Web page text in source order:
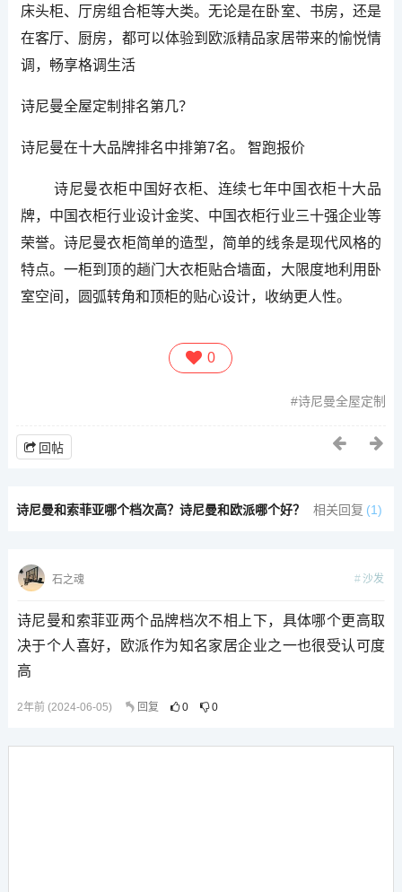
床头柜、厅房组合柜等大类。无论是在卧室、书房，还是
在客厅、厨房，都可以体验到欧派精品家居带来的愉悦情
调，畅享格调生活
诗尼曼全屋定制排名第几？
诗尼曼在十大品牌排名中排第7名。 智跑报价
诗尼曼衣柜中国好衣柜、连续七年中国衣柜十大品
牌，中国衣柜行业设计金奖、中国衣柜行业三十强企业等
荣誉。诗尼曼衣柜简单的造型，简单的线条是现代风格的
特点。一柜到顶的趟门大衣柜贴合墙面，大限度地利用卧
室空间，圆弧转角和顶柜的贴心设计，收纳更人性。
0
诗尼曼全屋定制
回帖
诗尼曼和索菲亚哪个档次高？诗尼曼和欧派哪个好？ 相关回复 (1)
石之魂 沙发
诗尼曼和索菲亚两个品牌档次不相上下，具体哪个更高取
决于个人喜好，欧派作为知名家居企业之一也很受认可度
高
2年前 (2024-06-05) 回复 0 0